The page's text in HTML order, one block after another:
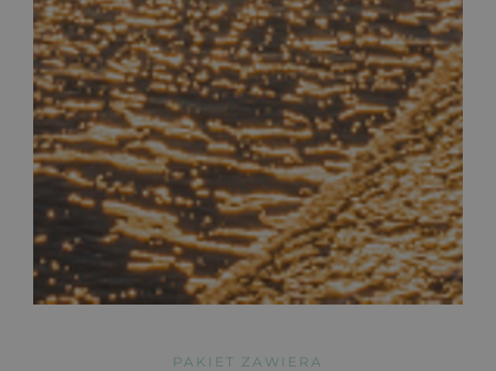
PAKIET ZAWIERA